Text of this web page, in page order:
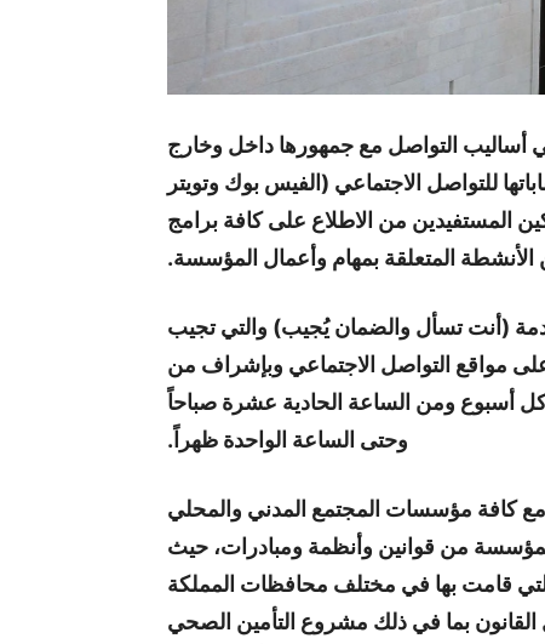
أساليب التواصل مع جمهورها داخل وخارج
للتواصل الاجتماعي (الفيس بوك وتويتر
المستفيدين من الاطلاع على كافة برامج
الأنشطة المتعلقة بمهام وأعمال المؤسسة.
(أنت تسأل والضمان يُجيب) والتي تجيب
مواقع التواصل الاجتماعي وبإشراف من
كل أسبوع ومن الساعة الحادية عشرة صباحاً
وحتى الساعة الواحدة ظهراً.
كافة مؤسسات المجتمع المدني والمحلي
من قوانين وأنظمة ومبادرات، حيث
قامت بها في مختلف محافظات المملكة
القانون بما في ذلك مشروع التأمين الصحي